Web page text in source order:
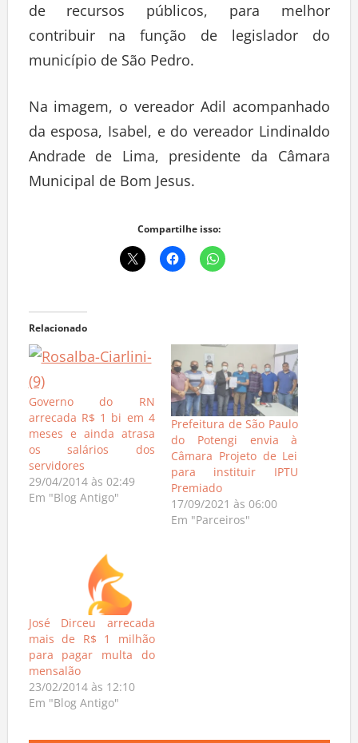
de recursos públicos, para melhor
contribuir na função de legislador do
município de São Pedro.
Na imagem, o vereador Adil acompanhado
da esposa, Isabel, e do vereador Lindinaldo
Andrade de Lima, presidente da Câmara
Municipal de Bom Jesus.
Compartilhe isso:
Relacionado
Governo do RN
arrecada R$ 1 bi em 4
meses e ainda atrasa
os salários dos
servidores
29/04/2014 às 02:49
Em "Blog Antigo"
Prefeitura de São Paulo
do Potengi envia à
Câmara Projeto de Lei
para instituir IPTU
Premiado
17/09/2021 às 06:00
Em "Parceiros"
José Dirceu arrecada
mais de R$ 1 milhão
para pagar multa do
mensalão
23/02/2014 às 12:10
Em "Blog Antigo"